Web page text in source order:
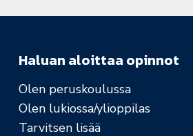
Haluan aloittaa opinnot
Olen peruskoulussa
Olen lukiossa/ylioppilas
Tarvitsen lisää